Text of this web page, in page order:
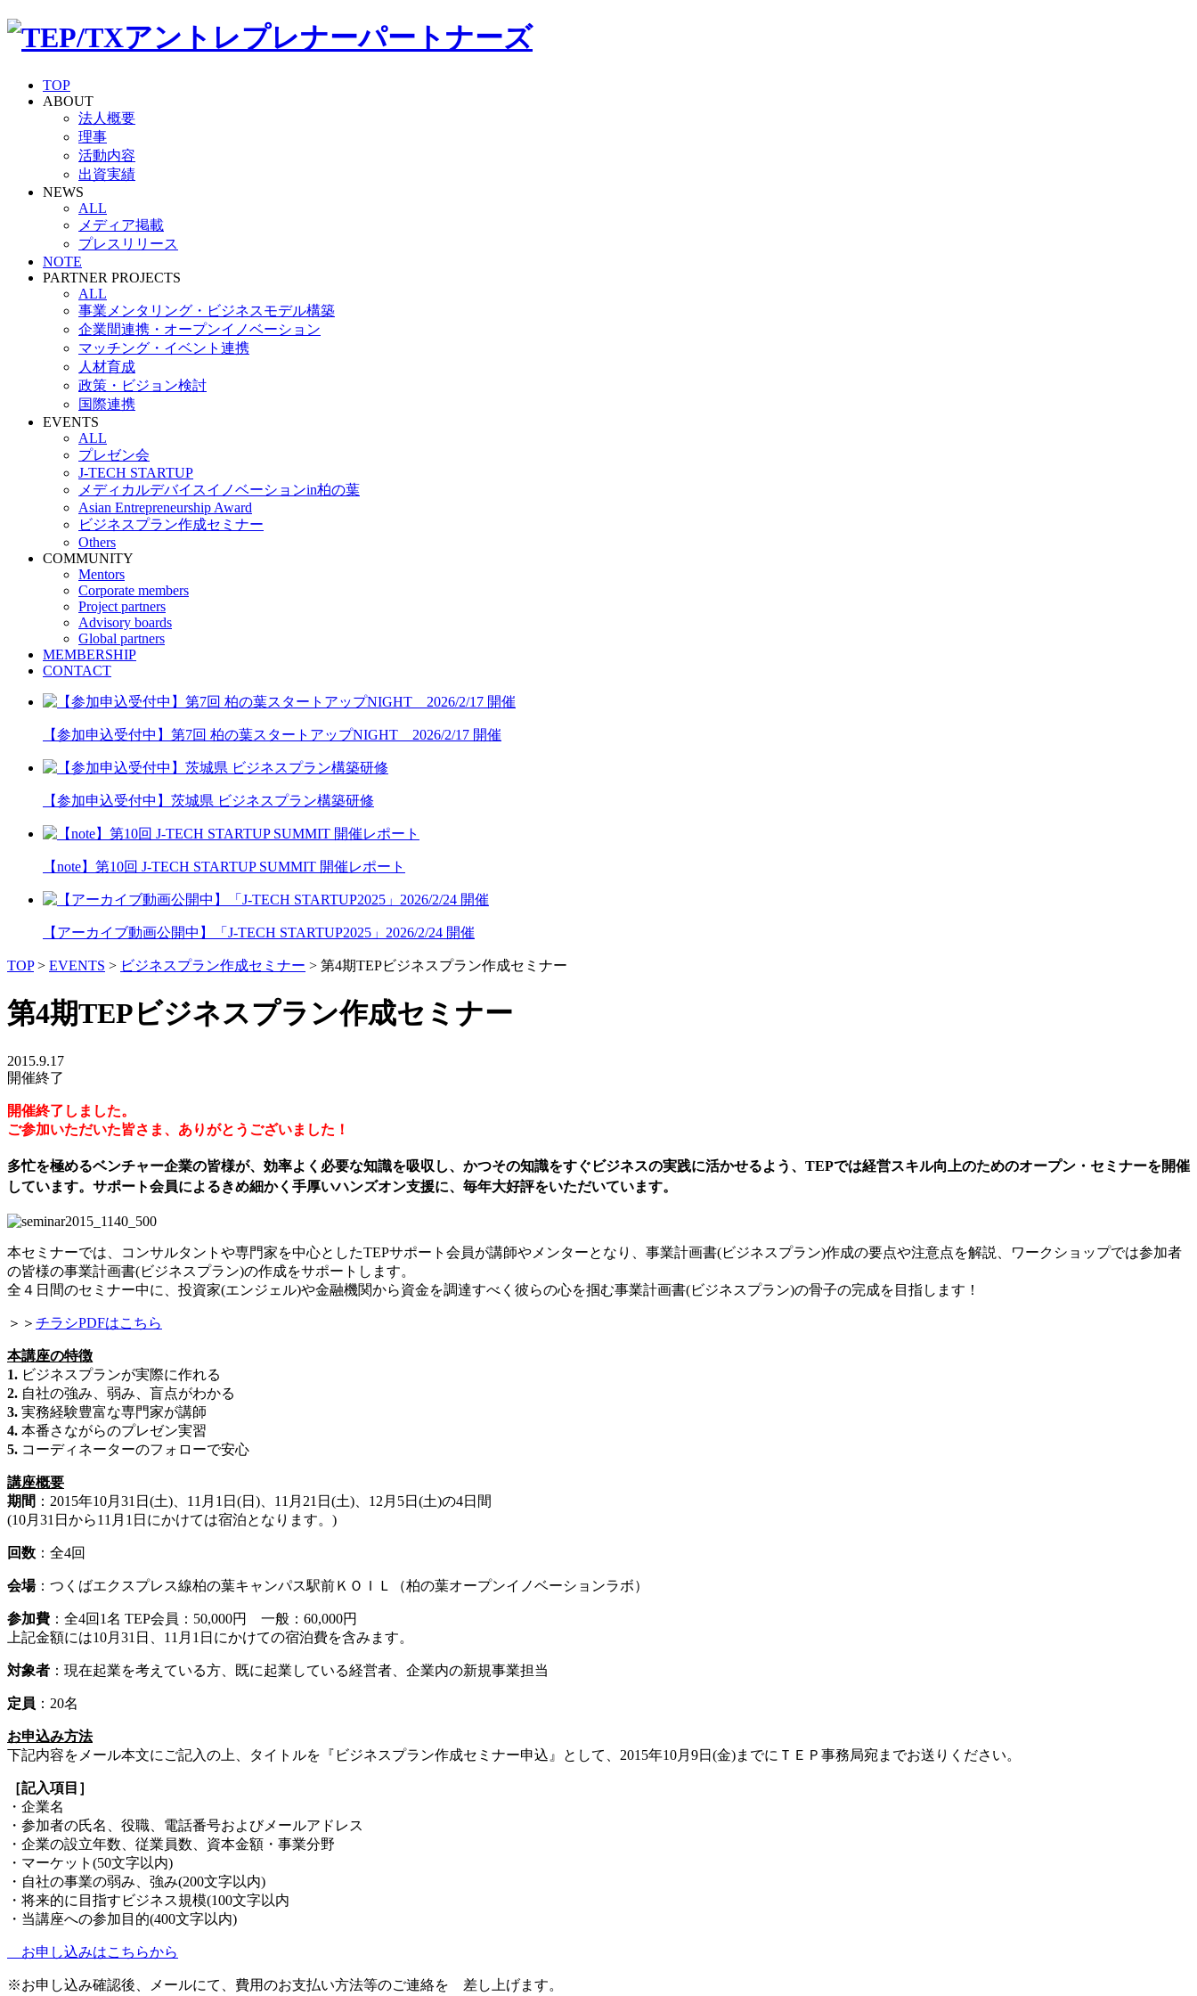
TOP
ABOUT
法人概要
理事
活動内容
出資実績
NEWS
ALL
メディア掲載
プレスリリース
NOTE
PARTNER PROJECTS
ALL
事業メンタリング・ビジネスモデル構築
企業間連携・オープンイノベーション
マッチング・イベント連携
人材育成
政策・ビジョン検討
国際連携
EVENTS
ALL
プレゼン会
J-TECH STARTUP
メディカルデバイスイノベーションin柏の葉
Asian Entrepreneurship Award
ビジネスプラン作成セミナー
Others
COMMUNITY
Mentors
Corporate members
Project partners
Advisory boards
Global partners
MEMBERSHIP
CONTACT
【参加申込受付中】第7回 柏の葉スタートアップNIGHT 2026/2/17 開催
【参加申込受付中】茨城県 ビジネスプラン構築研修
【note】第10回 J-TECH STARTUP SUMMIT 開催レポート
【アーカイブ動画公開中】「J-TECH STARTUP2025」2026/2/24 開催
TOP> EVENTS > ビジネスプラン作成セミナー > 第4期TEPビジネスプラン作成セミナー
第4期TEPビジネスプラン作成セミナー
2015.9.17
開催終了
開催終了しました。
ご参加いただいた皆さま、ありがとうございました！
多忙を極めるベンチャー企業の皆様が、効率よく必要な知識を吸収し、かつその知識をすぐビジネスの実践に活かせるよう、TEPでは経営スキル向上のためのオープン・セミナーを開催
しています。サポート会員によるきめ細かく手厚いハンズオン支援に、毎年大好評をいただいています。
本セミナーでは、コンサルタントや専門家を中心としたTEPサポート会員が講師やメンターとなり、事業計画書(ビジネスプラン)作成の要点や注意点を解説、ワークショップでは参加者
の皆様の事業計画書(ビジネスプラン)の作成をサポートします。
全４日間のセミナー中に、投資家(エンジェル)や金融機関から資金を調達すべく彼らの心を掴む事業計画書(ビジネスプラン)の骨子の完成を目指します！
＞＞ チラシPDFはこちら
本講座の特徴
1. ビジネスプランが実際に作れる
2. 自社の強み、弱み、盲点がわかる
3. 実務経験豊富な専門家が講師
4. 本番さながらのプレゼン実習
5. コーディネーターのフォローで安心
講座概要
期間 ：2015年10月31日(土)、11月1日(日)、11月21日(土)、12月5日(土)の4日間
(10月31日から11月1日にかけては宿泊となります。)
回数 ：全4回
会場：つくばエクスプレス線柏の葉キャンパス駅前ＫＯＩＬ（柏の葉オープンイノベーションラボ）
参加費 ：全4回1名 TEP会員：50,000円 一般：60,000円
上記金額には10月31日、11月1日にかけての宿泊費を含みます。
対象者 ：現在起業を考えている方、既に起業している経営者、企業内の新規事業担当
定員 ：20名
お申込み方法
下記内容をメール本文にご記入の上、タイトルを『ビジネスプラン作成セミナー申込』として、2015年10月9日(金)までにＴＥＰ事務局宛までお送りください。
［記入項目］
・企業名
・参加者の氏名、役職、電話番号およびメールアドレス
・企業の設立年数、従業員数、資本金額・事業分野
・マーケット(50文字以内)
・自社の事業の弱み、強み(200文字以内)
・将来的に目指すビジネス規模(100文字以内
・当講座への参加目的(400文字以内)
お申し込みはこちらから
※お申し込み確認後、メールにて、費用のお支払い方法等のご連絡を 差し上げます。